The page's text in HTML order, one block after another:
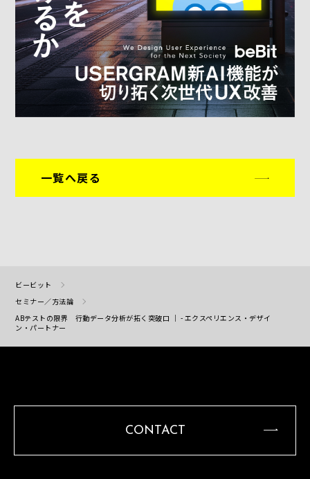
一覧へ戻る
ビービット
セミナー／方法論
ABテストの限界 行動データ分析が拓く突破口 ｜ - エクスペリエンス・デザイ
ン・パートナー
CONTACT